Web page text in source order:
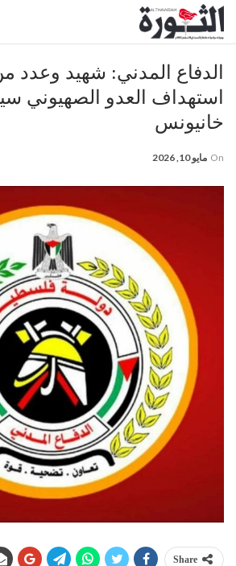
الدفاع المدني: شهيد وعدد
استهداف العدو الصهيوني
خانيونس
On مايو 10, 2026
Share